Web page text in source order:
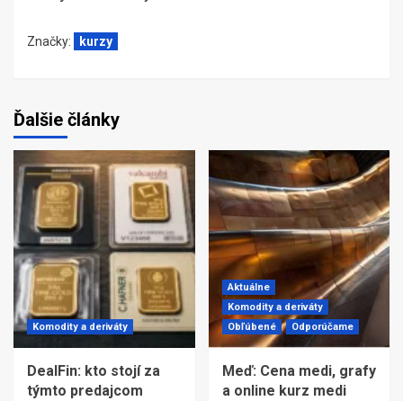
Značky: kurzy
Ďalšie články
Komodity a deriváty
DealFin: kto stojí za
týmto predajcom
Aktuálne
Komodity a deriváty
Obľúbené
Odporúčame
Meď: Cena medi, grafy
a online kurz medi